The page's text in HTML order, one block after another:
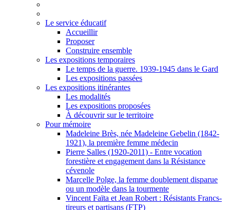
Le service éducatif
Accueillir
Proposer
Construire ensemble
Les expositions temporaires
Le temps de la guerre. 1939-1945 dans le Gard
Les expositions passées
Les expositions itinérantes
Les modalités
Les expositions proposées
À découvrir sur le territoire
Pour mémoire
Madeleine Brès, née Madeleine Gebelin (1842-
1921), la première femme médecin
Pierre Salles (1920-2011) - Entre vocation
forestière et engagement dans la Résistance
cévenole
Marcelle Polge, la femme doublement disparue
ou un modèle dans la tourmente
Vincent Faïta et Jean Robert : Résistants Francs-
tireurs et partisans (FTP)